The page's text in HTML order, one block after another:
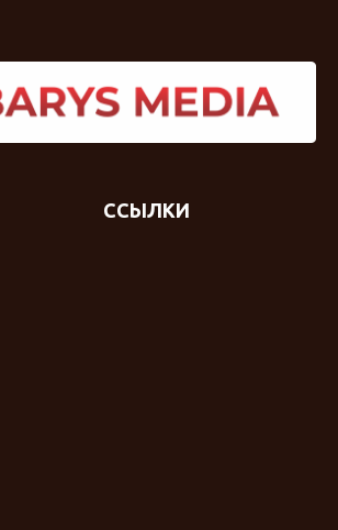
ССЫЛКИ